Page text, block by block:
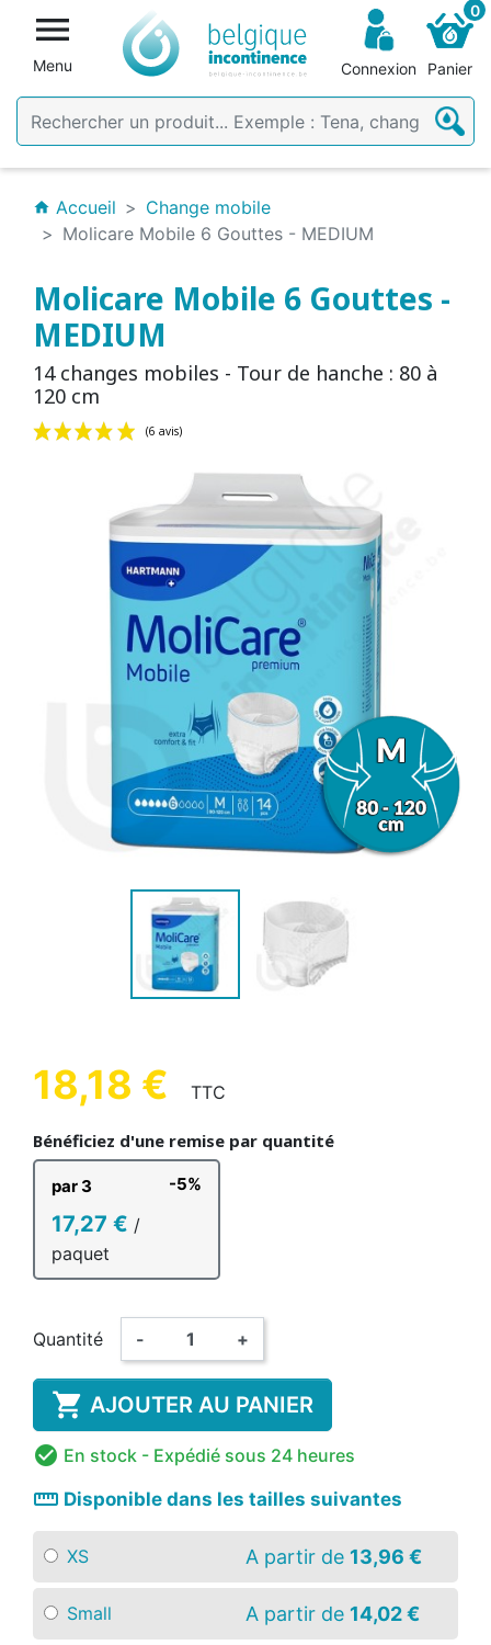

Menu Connexion
0
Panier
home Accueil
Change mobile
Molicare Mobile 6 Gouttes - MEDIUM
Molicare Mobile 6 Gouttes -
MEDIUM
14 changes mobiles - Tour de hanche : 80 à
120 cm
(6 avis)
18,18 € TTC
Bénéficiez d'une remise par quantité
par 3 -5%
17,27 € /
paquet
Quantité - +
 AJOUTER AU PANIER
 En stock - Expédié sous 24 heures
straighten Disponible dans les tailles suivantes
XS A partir de 13,96 €
Small A partir de 14,02 €